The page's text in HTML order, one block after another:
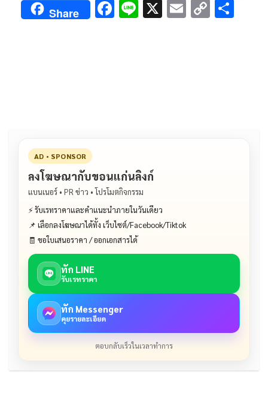
Share F Li X E C
AD • SPONSOR
ลงโฆษณากับขอนแก่นลิงก์
แบนเนอร์ • PR ข่าว • โปรโมตกิจกรรม
⚡ รับเรทราคาและคำแนะนำภายในวันเดียว
📌 เลือกลงโฆษณาได้ทั้ง เว็บไซต์/Facebook/Tiktok
🧾 ขอใบเสนอราคา / ออกเอกสารได้
ทัก LINE
รับเรทราคา
ทัก Messenger
คุยรายละเอียด
ตอบกลับเร็วในเวลาทำการ